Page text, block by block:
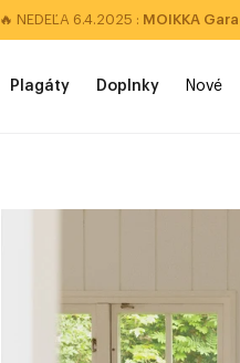
🔥 NEDEĽA 6.4.2025 : MOIKKA
Plagáty Doplnky Nové